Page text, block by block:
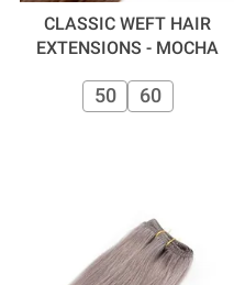
CLASSIC WEFT HAIR
EXTENSIONS - MOCHA
50 60